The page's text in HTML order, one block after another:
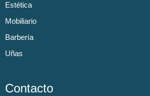
Estética
Mobiliario
Barbería
Uñas
Contacto